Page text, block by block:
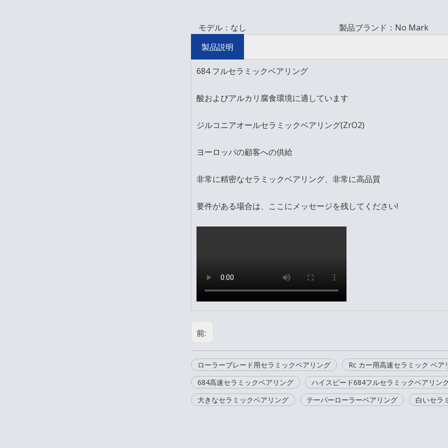
モデル： なし 製品ブランド： No Mark
製品説明
684 フルセラミックベアリング
酸およびアルカリ腐食環境に適しています
ジルコニアオールセラミックベアリング(ZrO2)
ヨーロッパの顧客への供給
非常に精密なセラミックベアリング、非常に高品質
要件がある場合は、ここにメッセージを残してください!
前:
ローラーブレード用セラミックベアリング Rc カー用高速セラミック ベア
684高速セラミックベアリング
ハイスピード684フルセラミックベアリン
大きなセラミックベアリング
テーパーローラーベアリング 白いセラ